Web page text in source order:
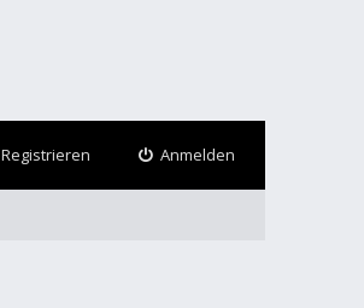
Anmelden
Registrieren